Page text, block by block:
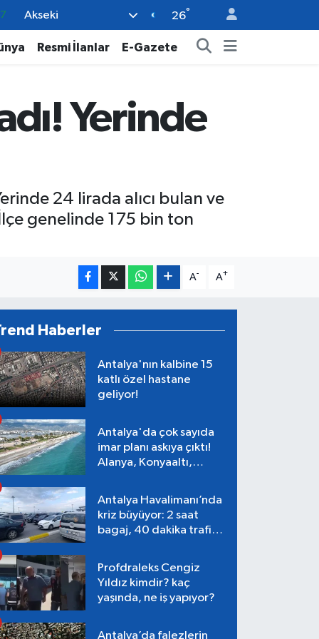
Akseki 26°
Resmi İlanlar E-Gazete
Yerinde
24 lirada alıcı bulan ve
genelinde 175 bin ton
A- A+
Haberler
Antalya'nın kalbine 15
katlı özel hastane
geliyor!
Antalya'da çok sayıda
imar planı askıya çıktı!
Alanya, Konyaaltı,
Antalya Havalimanı’nda
kriz büyüyor: 2 saat
bagaj, 40 dakika trafik,
Profdraleks Cengiz
Yıldız kimdir? kaç
yaşında, ne iş yapıyor?
Antalya’da falezlerin